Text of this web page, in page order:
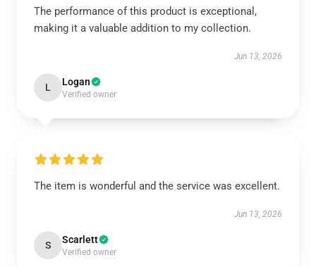
The performance of this product is exceptional,
making it a valuable addition to my collection.
Jun 13, 2026
L Logan
Verified owner
The item is wonderful and the service was excellent.
Jun 13, 2026
S Scarlett
Verified owner